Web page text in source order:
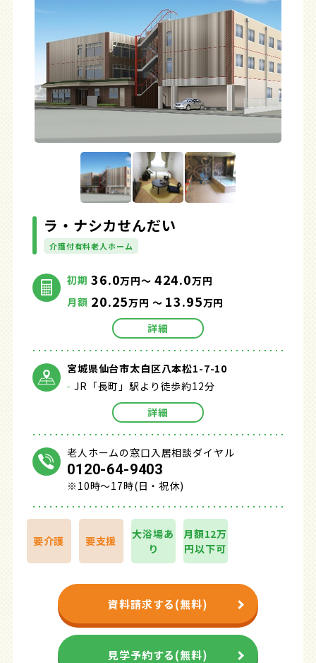
ラ・ナシカせんだい
介護付有料老人ホーム
初期 36.0万円～ 424.0万円
月額 20.25万円 ～ 13.95万円
詳細
宮城県仙台市太白区八本松1-7-10
JR「長町」駅より徒歩約12分
詳細
老人ホームの窓口入居相談ダイヤル
0120-64-9403
※10時～17時(日・祝休)
要介護 要支援
大浴場あ
り
月額12万
円以下可
資料請求する(無料)
見学予約する(無料)